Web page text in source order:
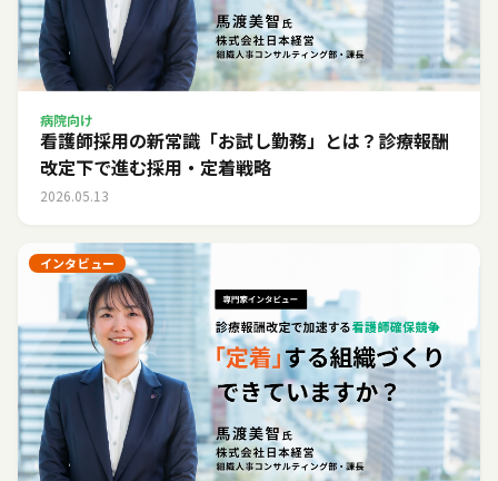
病院向け
看護師採用の新常識「お試し勤務」とは？診療報酬
改定下で進む採用・定着戦略
2026.05.13
インタビュー